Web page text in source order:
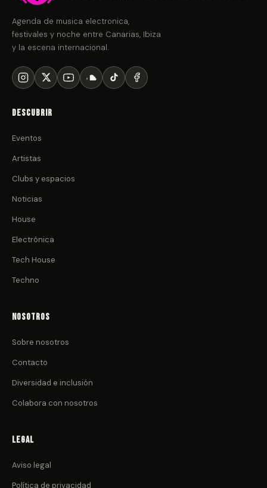
Agenda de musica electronica,
festivales y noche entre Canarias, Ibiza
y la escena internacional.
Descubrir
Eventos
Artistas
Clubs y espacios
Noticias
House
Electrónica
Tech House
Techno
Nosotros
Sobre nosotros
Contacto
Diversidad e inclusión
Colabora con nosotros
Legal
Aviso legal
Política de privacidad